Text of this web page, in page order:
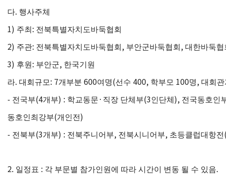
다. 행사주체
1) 주최 : 전북특별자치도바둑협회
2) 주관: 전북특별자치도바둑협회 , 부안군바둑협회 , 대한바둑협
3) 후원 : 부안군, 한국기원
라. 대회규모 : 7개부분 600여명(선수 400, 학부모 100명, 대회
- 전국부(4개부) : 학교동문 · 직장 단체부(3인단체 ), 전국동호인
동호인최강부(개인전)
- 전북부(3개부) : 전북주니어부, 전북시니어부, 초등클럽대항전
2. 일정표 : 각 부문별 참가인원에 따라 시간이 변동 될 수 있음.